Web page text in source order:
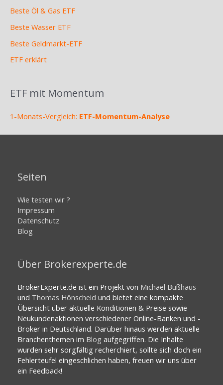
Beste Öl & Gas ETF
Beste Wasser ETF
Beste Geldmarkt-ETF
ETF erklärt
ETF mit Momentum
1-Monats-Vergleich: ETF-Momentum-Analyse
Seiten
Wie testen wir ?
Impressum
Datenschutz
Blog
Über Brokerexperte.de
BrokerExperte.de ist ein Projekt von Michael Bußhaus
und Thomas Hönscheid und bietet eine kompakte
Übersicht über aktuelle Konditionen & Preise sowie
Neukundenaktionen verschiedener Online-Banken und -
Broker in Deutschland. Darüber hinaus werden aktuelle
Branchenthemen im Blog aufgegriffen. Die Inhalte
wurden sehr sorgfältig recherchiert, sollte sich doch ein
Fehlerteufel eingeschlichen haben, freuen wir uns über
ein Feedback!